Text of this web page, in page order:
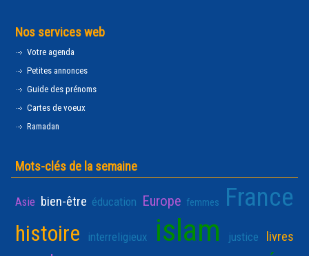
Nos services web
Votre agenda
Petites annonces
Guide des prénoms
Cartes de voeux
Ramadan
Mots-clés de la semaine
Asie bien-être éducation Europe femmes France
histoire interreligieux islam justice livres